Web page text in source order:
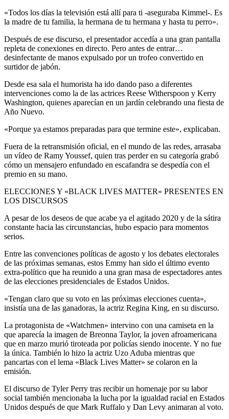
«Todos los días la televisión está allí para ti -aseguraba Kimmel-. Es
la madre de tu familia, la hermana de tu hermana y hasta tu perro».
Después de ese discurso, el presentador accedía a una gran pantalla
repleta de conexiones en directo. Pero antes de entrar…
desinfectante de manos expulsado por un trofeo convertido en
surtidor de jabón.
Desde esa sala el humorista ha ido dando paso a diferentes
intervenciones como la de las actrices Reese Witherspoon y Kerry
Washington, quienes aparecían en un jardín celebrando una fiesta de
Año Nuevo.
«Porque ya estamos preparadas para que termine este», explicaban.
Fuera de la retransmisión oficial, en el mundo de las redes, arrasaba
un vídeo de Ramy Youssef, quien tras perder en su categoría grabó
cómo un mensajero enfundado en escafandra se despedía con el
premio en su mano.
ELECCIONES Y «BLACK LIVES MATTER» PRESENTES EN
LOS DISCURSOS
A pesar de los deseos de que acabe ya el agitado 2020 y de la sátira
constante hacia las circunstancias, hubo espacio para momentos
serios.
Entre las convenciones políticas de agosto y los debates electorales
de las próximas semanas, estos Emmy han sido el último evento
extra-político que ha reunido a una gran masa de espectadores antes
de las elecciones presidenciales de Estados Unidos.
«Tengan claro que su voto en las próximas elecciones cuenta»,
insistía una de las ganadoras, la actriz Regina King, en su discurso.
La protagonista de «Watchmen» intervino con una camiseta en la
que aparecía la imagen de Breonna Taylor, la joven afroamericana
que en marzo murió tiroteada por policías siendo inocente. Y no fue
la única. También lo hizo la actriz Uzo Aduba mientras que
pancartas con el lema «Black Lives Matter» se colaron en la
emisión.
El discurso de Tyler Perry tras recibir un homenaje por su labor
social también mencionaba la lucha por la igualdad racial en Estados
Unidos después de que Mark Ruffalo y Dan Levy animaran al voto.